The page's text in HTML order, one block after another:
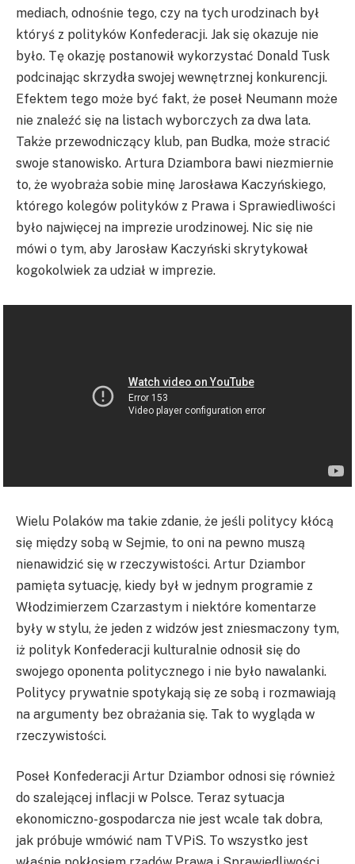
mediach, odnośnie tego, czy na tych urodzinach był
któryś z polityków Konfederacji. Jak się okazuje nie
było. Tę okazję postanowił wykorzystać Donald Tusk
podcinając skrzydła swojej wewnętrznej konkurencji.
Efektem tego może być fakt, że poseł Neumann może
nie znaleźć się na listach wyborczych za dwa lata.
Także przewodniczący klub, pan Budka, może stracić
swoje stanowisko. Artura Dziambora bawi niezmiernie
to, że wyobraża sobie minę Jarosława Kaczyńskiego,
którego kolegów polityków z Prawa i Sprawiedliwości
było najwięcej na imprezie urodzinowej. Nic się nie
mówi o tym, aby Jarosław Kaczyński skrytykował
kogokolwiek za udział w imprezie.
Wielu Polaków ma takie zdanie, że jeśli politycy kłócą
się między sobą w Sejmie, to oni na pewno muszą
nienawidzić się w rzeczywistości. Artur Dziambor
pamięta sytuację, kiedy był w jednym programie z
Włodzimierzem Czarzastym i niektóre komentarze
były w stylu, że jeden z widzów jest zniesmaczony tym,
iż polityk Konfederacji kulturalnie odnosił się do
swojego oponenta politycznego i nie było nawalanki.
Politycy prywatnie spotykają się ze sobą i rozmawiają
na argumenty bez obrażania się. Tak to wygląda w
rzeczywistości.
Poseł Konfederacji Artur Dziambor odnosi się również
do szalejącej inflacji w Polsce. Teraz sytuacja
ekonomiczno-gospodarcza nie jest wcale tak dobra,
jak próbuje wmówić nam TVPiS. To wszystko jest